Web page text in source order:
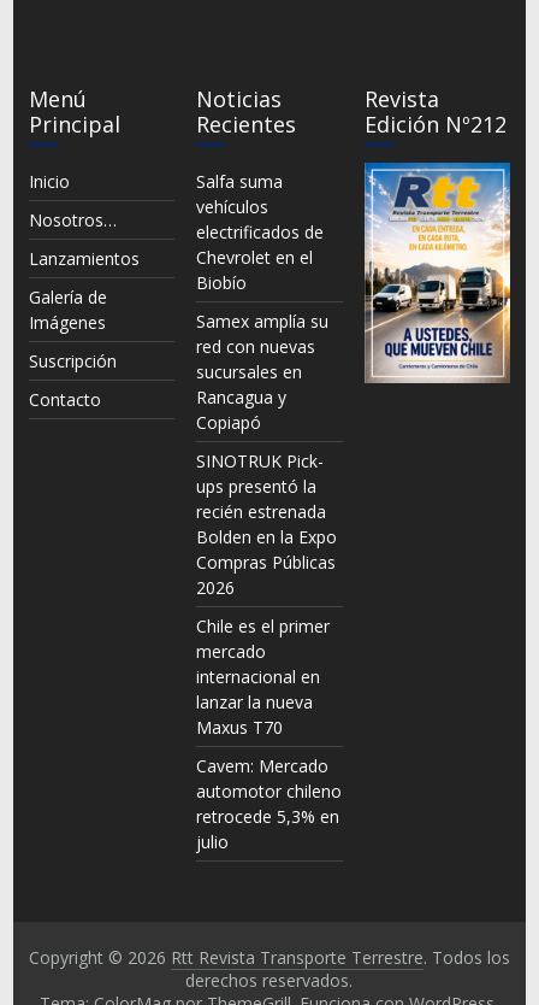
Menú
Principal
Inicio
Nosotros…
Lanzamientos
Galería de
Imágenes
Suscripción
Contacto
Noticias
Recientes
Salfa suma
vehículos
electrificados de
Chevrolet en el
Biobío
Samex amplía su
red con nuevas
sucursales en
Rancagua y
Copiapó
SINOTRUK Pick-
ups presentó la
recién estrenada
Bolden en la Expo
Compras Públicas
2026
Chile es el primer
mercado
internacional en
lanzar la nueva
Maxus T70
Cavem: Mercado
automotor chileno
retrocede 5,3% en
julio
Revista
Edición Nº212
Copyright © 2026 Rtt Revista Transporte Terrestre. Todos los
derechos reservados.